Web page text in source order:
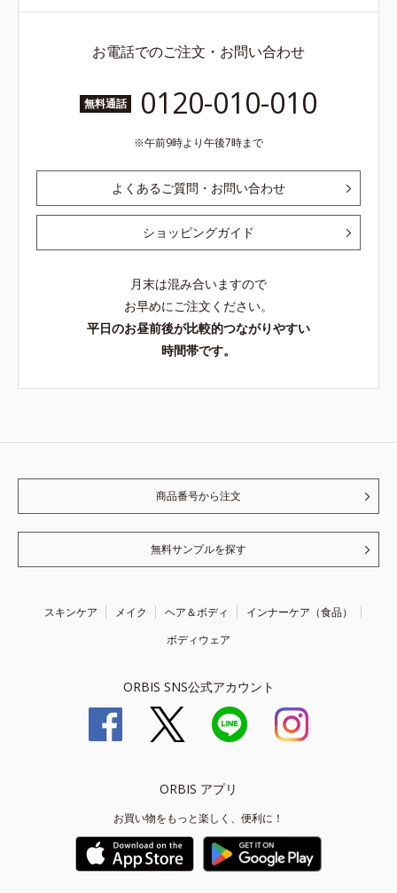
お電話でのご注文・お問い合わせ
無料通話 0120-010-010
午前9時より午後7時まで
よくあるご質問・お問い合わせ
ショッピングガイド
月末は混み合いますので
お早めにご注文ください。
平日のお昼前後が比較的つながりやすい
時間帯です。
商品番号から注文
無料サンプルを探す
スキンケア メイク ヘア＆ボディ
インナーケア（食品）
ボディウェア
ORBIS SNS公式アカウント
ORBIS アプリ
お買い物をもっと楽しく、便利に！